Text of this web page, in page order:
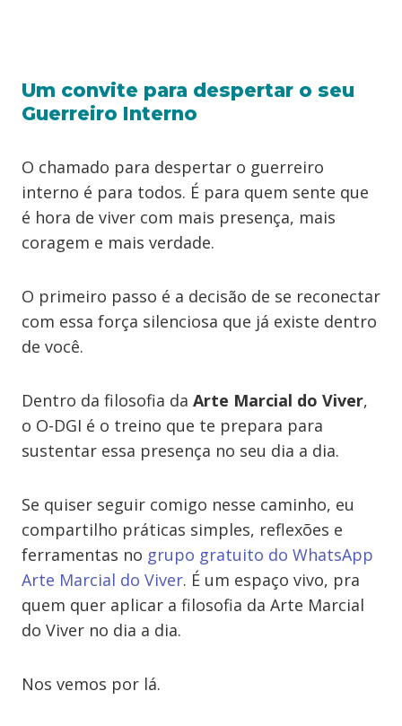
Um convite para despertar o seu
Guerreiro Interno
O chamado para despertar o guerreiro
interno é para todos. É para quem sente que
é hora de viver com mais presença, mais
coragem e mais verdade.
O primeiro passo é a decisão de se reconectar
com essa força silenciosa que já existe dentro
de você.
Dentro da filosofia da Arte Marcial do Viver,
o O-DGI é o treino que te prepara para
sustentar essa presença no seu dia a dia.
Se quiser seguir comigo nesse caminho, eu
compartilho práticas simples, reflexões e
ferramentas no grupo gratuito do WhatsApp
Arte Marcial do Viver. É um espaço vivo, pra
quem quer aplicar a filosofia da Arte Marcial
do Viver no dia a dia.
Nos vemos por lá.